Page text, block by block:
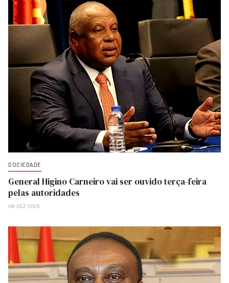
SOCIEDADE
General Higino Carneiro vai ser ouvido terça-feira
pelas autoridades
08-DEZ-2025